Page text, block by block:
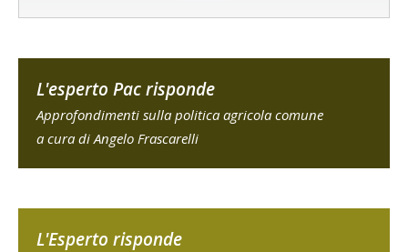
L'esperto Pac risponde
Approfondimenti sulla politica agricola comune
a cura di Angelo Frascarelli
L'Esperto risponde